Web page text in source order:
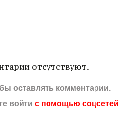
отсутствуют.
оставлять комментарии.
войти с помощью соцсетей